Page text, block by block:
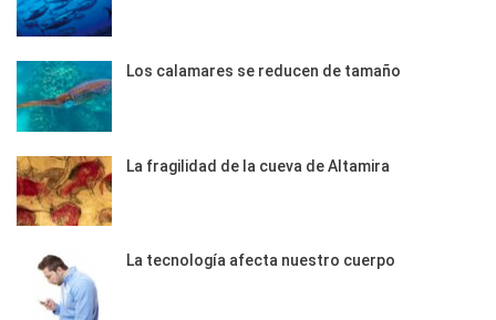
Los calamares se reducen de tamaño
La fragilidad de la cueva de Altamira
La tecnología afecta nuestro cuerpo